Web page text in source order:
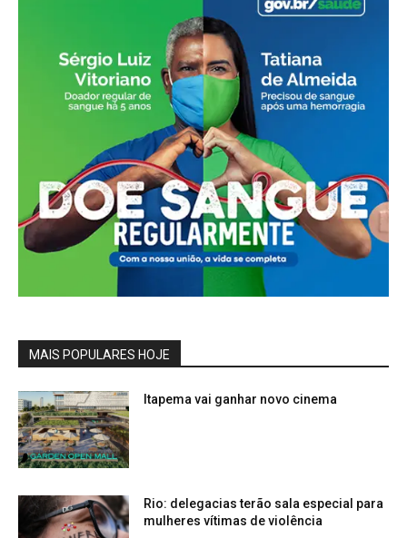
MAIS POPULARES HOJE
Itapema vai ganhar novo cinema
Rio: delegacias terão sala especial para
mulheres vítimas de violência